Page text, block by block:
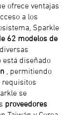
ofrece ventajas
a los
Sparkle
62 modelos de
está diseñado
, permitiendo
requisitos
se
proveedores